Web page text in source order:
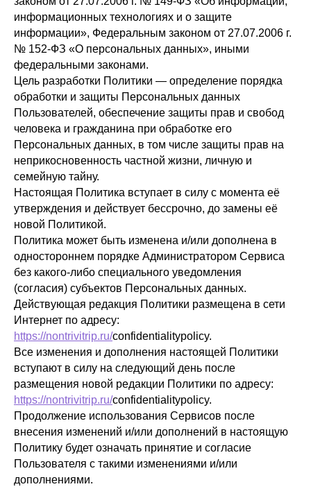
информационных технологиях и о защите
информации», Федеральным законом от 27.07.2006 г.
№ 152-ФЗ «О персональных данных», иными
федеральными законами.
Цель разработки Политики — определение порядка
обработки и защиты Персональных данных
Пользователей, обеспечение защиты прав и свобод
человека и гражданина при обработке его
Персональных данных, в том числе защиты прав на
неприкосновенность частной жизни, личную и
семейную тайну.
Настоящая Политика вступает в силу с момента её
утверждения и действует бессрочно, до замены её
новой Политикой.
Политика может быть изменена и/или дополнена в
одностороннем порядке Администратором Сервиса
без какого-либо специального уведомления
(согласия) субъектов Персональных данных.
Действующая редакция Политики размещена в сети
Интернет по адресу:
https://nontrivitrip.ru/confidentialitypolicy.
Все изменения и дополнения настоящей Политики
вступают в силу на следующий день после
размещения новой редакции Политики по адресу:
https://nontrivitrip.ru/confidentialitypolicy.
Продолжение использования Сервисов после
внесения изменений и/или дополнений в настоящую
Политику будет означать принятие и согласие
Пользователя с такими изменениями и/или
дополнениями.